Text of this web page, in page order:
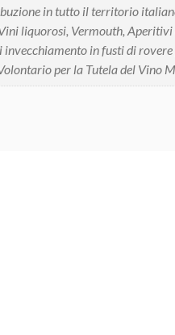
in tutto il territorio
liquorosi, Vermouth,
invecchiamento in fusti di
per la Tutela del Vino